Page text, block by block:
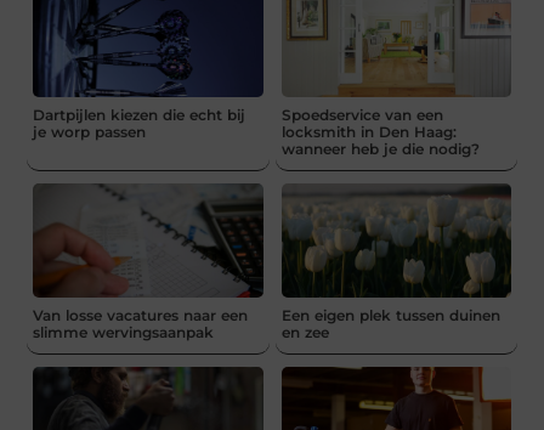
Dartpijlen kiezen die echt bij
je worp passen
Spoedservice van een
locksmith in Den Haag:
wanneer heb je die nodig?
Van losse vacatures naar een
slimme wervingsaanpak
Een eigen plek tussen duinen
en zee